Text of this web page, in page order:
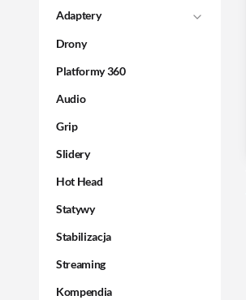
Adaptery
Drony
Platformy 360
Audio
Grip
Slidery
Hot Head
Statywy
Stabilizacja
Streaming
Kompendia